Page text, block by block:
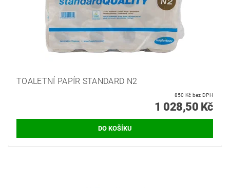
TOALETNÍ PAPÍR STANDARD N2
850 Kč bez DPH
1 028,50 Kč